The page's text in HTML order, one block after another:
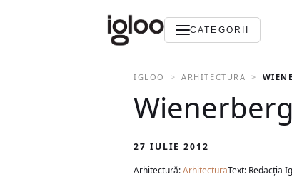
CATEGORII
IGLOO ARHITECTURA
27 IULIE 2012
Arhitectură:ArhitecturaText: Redacția